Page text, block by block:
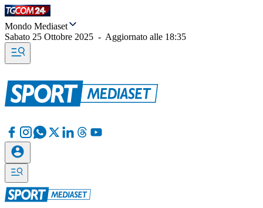
Mondo Mediaset
Sabato 25 Ottobre 2025 - Aggiornato alle 18:35